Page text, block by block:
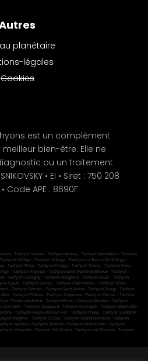
planétaire
légales
Cookies
est un complément
bien-être. Elle ne
ou un traitement
• EI • Siret : 750 208
Code APE : 8690F
- Tachyon Savoie - Tachyon Annecy - Tachyon Mandallaz - Tachyon
Collège - Tachyon Sillingy - Tachyon La Balme De Sillingy -
- Tachyon Poisy - Tachyon Frangy - Tachyon Choisy - Tachyon Vincy -
- Tachyon Argonay - Tachyon Saint-Martin-Bellevue - Tachyon
- Tachyon Lovagny - Tachyon Nonglard - Tachyon Vaulx - Tachyon
Cuvat - Tachyon Groisy - Tachyon Charvonnex - Tachyon Villaz -
- Tachyon Sévrier - Tachyon Saint-Jorioz - Tachyon Duing - Tachyon
- Tachyon Thônes - Tachyon Copponex - Tachyon Cercier - Tachyon
Thonon-les-Bains - Tachyon Evian - Tachyon Genève - Tachyon
Clermont - Tachyon Doussard - Tachyon Faverges - Tachyon Albertville -
- Tachyon Hauteville-sur-Fier - Tachyon Thusy - Tachyon La-Roche-
Megève - Tachyon Cluzaz - Tachyon Grand-Bornand - Tachyon
Avoriaz - Tachyon Semnoz - Tachyon Mont-Blanc - Tachyon
Grenoble - Tachyon Val d'Isère - Tachyon Val-Thorens - Tachyon